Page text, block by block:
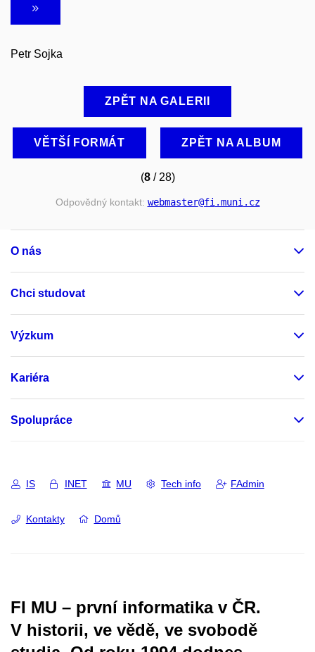
Petr Sojka
ZPĚT NA GALERII
VĚTŠÍ FORMÁT ZPĚT NA ALBUM
(8/ 28)
Odpovědný kontakt: webmaster@fi .muni .cz
O nás
Chci studovat
Výzkum
Kariéra
Spolupráce
IS INET MU Tech info FAdmin
Kontakty Domů
FI MU – první informatika v ČR.
V historii, ve vědě, ve svobodě